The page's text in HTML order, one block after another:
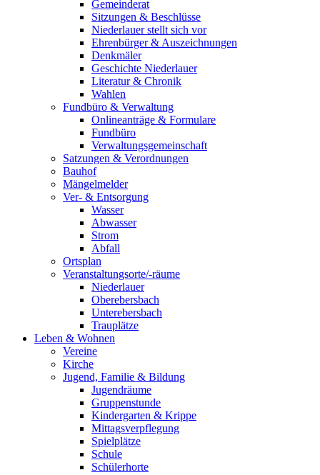
Gemeinderat
Sitzungen & Beschlüsse
Niederlauer stellt sich vor
Ehrenbürger & Auszeichnungen
Denkmäler
Geschichte Niederlauer
Literatur & Chronik
Wahlen
Fundbüro & Verwaltung
Onlineanträge & Formulare
Fundbüro
Verwaltungsgemeinschaft
Satzungen & Verordnungen
Bauhof
Mängelmelder
Ver- & Entsorgung
Wasser
Abwasser
Strom
Abfall
Ortsplan
Veranstaltungsorte/-räume
Niederlauer
Oberebersbach
Unterebersbach
Trauplätze
Leben & Wohnen
Vereine
Kirche
Jugend, Familie & Bildung
Jugendräume
Gruppenstunde
Kindergarten & Krippe
Mittagsverpflegung
Spielplätze
Schule
Schülerhorte